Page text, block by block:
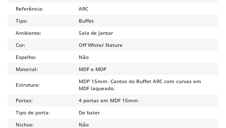
Referência:
ARC
Tipo:
Buffet
Ambiente:
Sala de Jantar
Cor:
Off White/ Nature
Espelho:
Não
Material:
MDF e MDP
Estrutura:
MDP 15mm. Cantos do Buffet ARC com curvas em
MDF laqueado.
Portas:
4 portas em MDF 15mm
Tipo de porta:
De bater
Nichos:
Não